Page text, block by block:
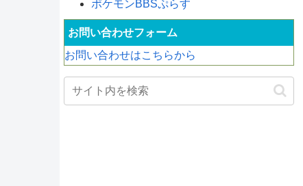
ポケモンBBSぷらす
お問い合わせフォーム
お問い合わせはこちらから